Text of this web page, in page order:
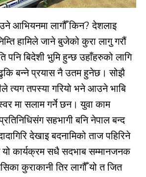
आभियनमा लागौँ किन? देशलाइ
हामिले जाने बुजेको कुरा लागु गरौं
बिदेशी भुमि हुन्छ उहाँहरुको लागि
बन्ने प्रयास नै उतम हुनेछ। सोझै
त्यग तपस्या गरियो भने आउने भाबि
मा सलाम गर्ने छन। युवा काम
सहभागी बनि नेपाल बन्द
देखाइ बदनामिको ताज पहिरिने
कार्यक्रम सधै सदभाब सम्मानजनक
कुराकानी तिर लागौँ यो त जित